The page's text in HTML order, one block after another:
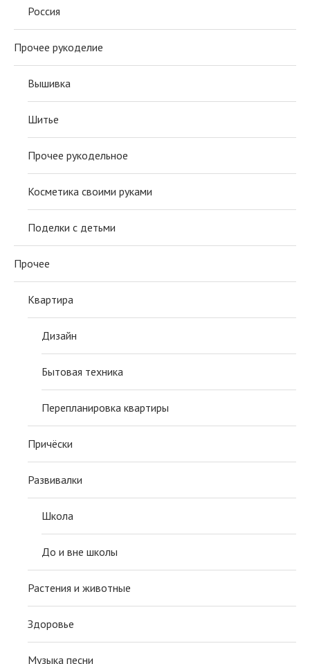
Россия
Прочее рукоделие
Вышивка
Шитье
Прочее рукодельное
Косметика своими руками
Поделки с детьми
Прочее
Квартира
Дизайн
Бытовая техника
Перепланировка квартиры
Причёски
Развивалки
Школа
До и вне школы
Растения и животные
Здоровье
Музыка песни